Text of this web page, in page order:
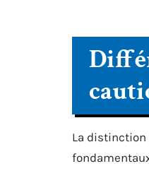
La distinction